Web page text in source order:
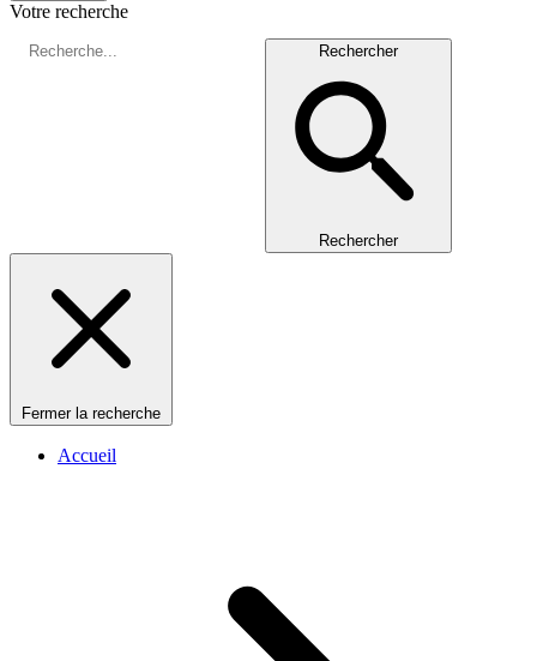
Votre recherche
Rechercher
Rechercher
Fermer la recherche
Accueil